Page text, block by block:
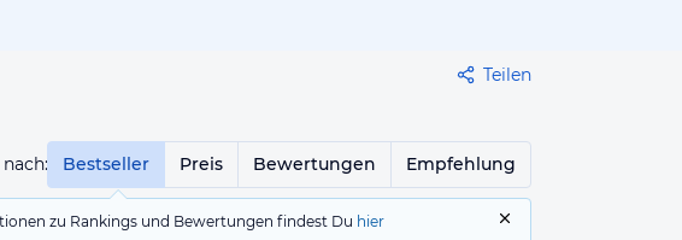
Teilen
Bestseller Preis Bewertungen Empfehlung
zu Rankings und Bewertungen findest Du hier